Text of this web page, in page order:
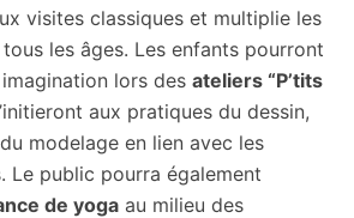
visites classiques et multiplie les
les âges. Les enfants pourront
lors des ateliers “P’tits
aux pratiques du dessin,
modelage en lien avec les
Le public pourra également
de yoga au milieu des